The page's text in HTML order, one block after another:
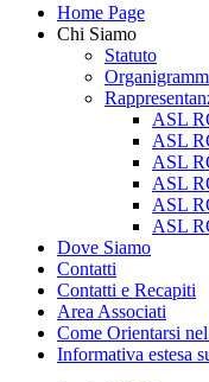
Home Page
Chi Siamo
Statuto
ASL
ASL
ASL
ASL
ASL
ASL
Dove Siamo
Contatti
Contatti e Recapiti
Area Associati
Come Orientarsi
Informativa estesa